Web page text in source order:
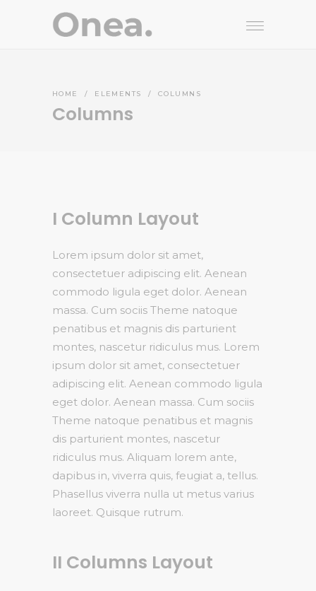
HOME / ELEMENTS / COLUMNS
Columns
I Column Layout
Lorem ipsum dolor sit amet,
consectetuer adipiscing elit. Aenean
commodo ligula eget dolor. Aenean
massa. Cum sociis Theme natoque
penatibus et magnis dis parturient
montes, nascetur ridiculus mus. Lorem
ipsum dolor sit amet, consectetuer
adipiscing elit. Aenean commodo ligula
eget dolor. Aenean massa. Cum sociis
Theme natoque penatibus et magnis
dis parturient montes, nascetur
ridiculus mus. Aliquam lorem ante,
dapibus in, viverra quis, feugiat a, tellus.
Phasellus viverra nulla ut metus varius
laoreet. Quisque rutrum.
II Columns Layout